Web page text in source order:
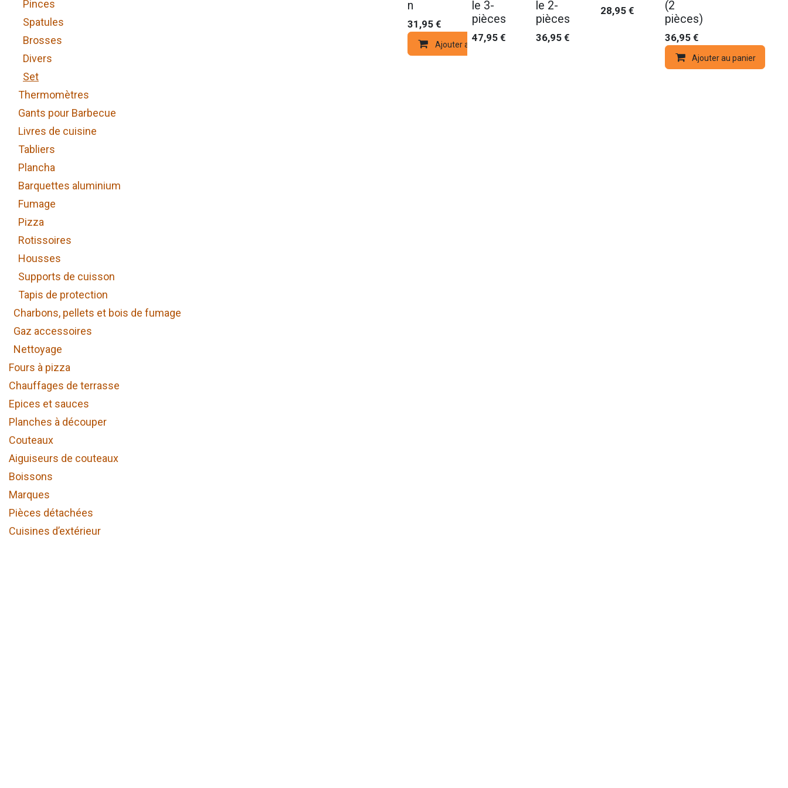
Pinces
Spatules
Brosses
Divers
Set
Thermomètres
Gants pour Barbecue
Livres de cuisine
Tabliers
Plancha
Barquettes aluminium
Fumage
Pizza
Rotissoires
Housses
Supports de cuisson
Tapis de protection
Charbons, pellets et bois de fumage
Gaz accessoires
Nettoyage
Fours à pizza
Chauffages de terrasse
Epices et sauces
Planches à découper
Couteaux
Aiguiseurs de couteaux
Boissons
Marques
Pièces détachées
Cuisines d’extérieur
n
31,95 €
Ajouter au panier
le 3-
pièces
47,95€
le 2-
pièces
36,95 €
28,95€
(2
pièces)
36,95€
Ajouter au panier